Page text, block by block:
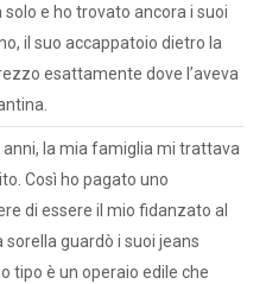
e ho trovato ancora i suoi
il suo accappatoio dietro la
esattamente dove l’aveva
anni, la mia famiglia mi trattava
Così ho pagato uno
di essere il mio fidanzato al
guardò i suoi jeans
tipo è un operaio edile che